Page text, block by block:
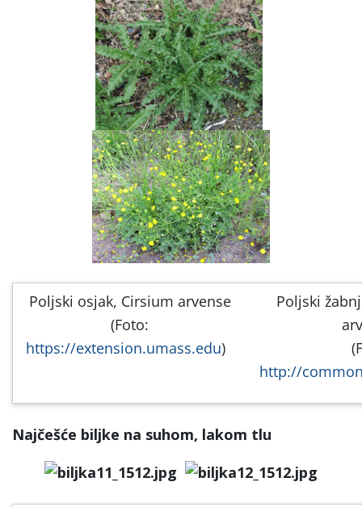
Poljski osjak, Cirsium arvense
(Foto:
https://extension.umass.edu)
Poljski
http://
Najčešće biljke na suhom, lakom tlu